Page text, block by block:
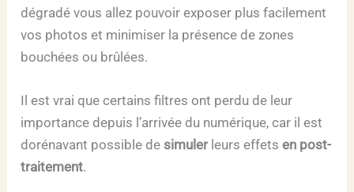
dégradé vous allez pouvoir exposer plus facilement
vos photos et minimiser la présence de zones
bouchées ou brûlées.
Il est vrai que certains filtres ont perdu de leur
importance depuis l’arrivée du numérique, car il est
dorénavant possible de simulerleurs effetsen post-
traitement.